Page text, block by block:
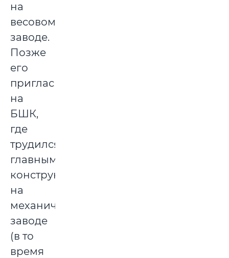
на
весовом
заводе.
Позже
его
пригласили
на
БШК,
где
трудился
главным
конструктором
на
механическом
заводе
(в то
время